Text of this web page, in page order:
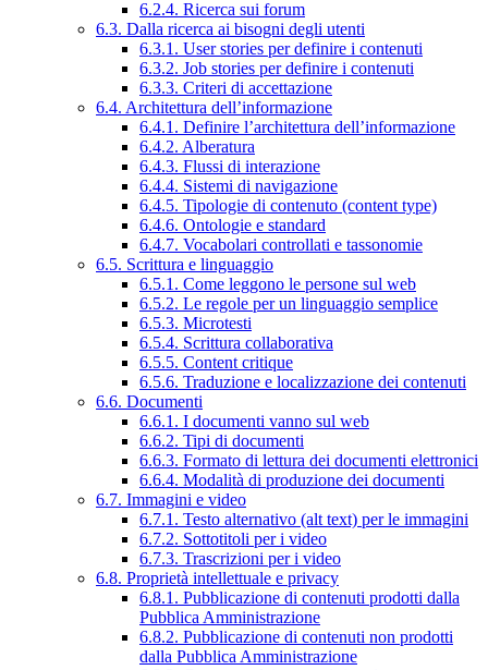
6.2.4. Ricerca sui forum
6.3. Dalla ricerca ai bisogni degli utenti
6.3.1. User stories per definire i contenuti
6.3.2. Job stories per definire i contenuti
6.3.3. Criteri di accettazione
6.4. Architettura dell’informazione
6.4.1. Definire l’architettura dell’informazione
6.4.2. Alberatura
6.4.3. Flussi di interazione
6.4.4. Sistemi di navigazione
6.4.5. Tipologie di contenuto (content type)
6.4.6. Ontologie e standard
6.4.7. Vocabolari controllati e tassonomie
6.5. Scrittura e linguaggio
6.5.1. Come leggono le persone sul web
6.5.2. Le regole per un linguaggio semplice
6.5.3. Microtesti
6.5.4. Scrittura collaborativa
6.5.5. Content critique
6.5.6. Traduzione e localizzazione dei contenuti
6.6. Documenti
6.6.1. I documenti vanno sul web
6.6.2. Tipi di documenti
6.6.3. Formato di lettura dei documenti elettronici
6.6.4. Modalità di produzione dei documenti
6.7. Immagini e video
6.7.1. Testo alternativo (alt text) per le immagini
6.7.2. Sottotitoli per i video
6.7.3. Trascrizioni per i video
6.8. Proprietà intellettuale e privacy
6.8.1. Pubblicazione di contenuti prodotti dalla
Pubblica Amministrazione
6.8.2. Pubblicazione di contenuti non prodotti
dalla Pubblica Amministrazione